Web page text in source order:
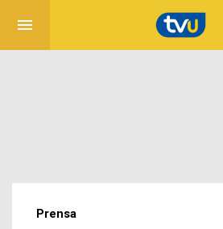
menu
Prensa